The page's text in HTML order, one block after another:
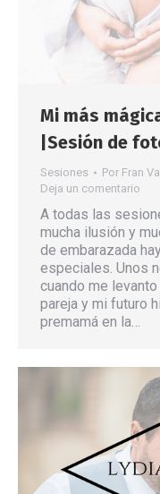
Mi más
|Sesión de
Sesiones Por Fran
Deja un comentario
A todas las
mucha ilusión y
de embarazada
especiales. Unos
cuando me
pareja y mi futuro
premamá en la…